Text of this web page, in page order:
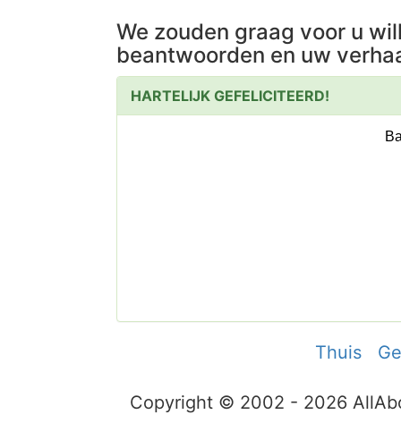
We zouden graag voor u
beantwoorden en uw
HARTELIJK GEFELICITEERD!
Thuis
Copyright © 2002 - 2026